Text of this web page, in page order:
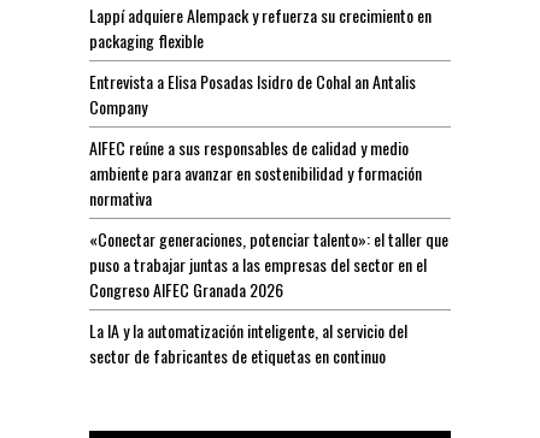
Lappí adquiere Alempack y refuerza su crecimiento en
packaging flexible
Entrevista a Elisa Posadas Isidro de Cohal an Antalis
Company
AIFEC reúne a sus responsables de calidad y medio
ambiente para avanzar en sostenibilidad y formación
normativa
«Conectar generaciones, potenciar talento»: el taller que
puso a trabajar juntas a las empresas del sector en el
Congreso AIFEC Granada 2026
La IA y la automatización inteligente, al servicio del
sector de fabricantes de etiquetas en continuo